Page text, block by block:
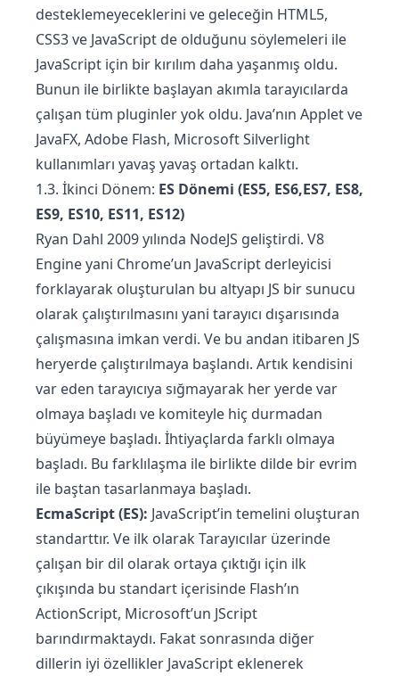
desteklemeyeceklerini ve geleceğin HTML5,
CSS3 ve JavaScript de olduğunu söylemeleri ile
JavaScript için bir kırılım daha yaşanmış oldu.
Bunun ile birlikte başlayan akımla tarayıcılarda
çalışan tüm pluginler yok oldu. Java’nın Applet ve
JavaFX, Adobe Flash, Microsoft Silverlight
kullanımları yavaş yavaş ortadan kalktı.
1.3. İkinci Dönem: ES Dönemi (ES5, ES6,ES7, ES8,
ES9, ES10, ES11, ES12)
Ryan Dahl 2009 yılında NodeJS geliştirdi. V8
Engine yani Chrome’un JavaScript derleyicisi
forklayarak oluşturulan bu altyapı JS bir sunucu
olarak çalıştırılmasını yani tarayıcı dışarısında
çalışmasına imkan verdi. Ve bu andan itibaren JS
heryerde çalıştırılmaya başlandı. Artık kendisini
var eden tarayıcıya sığmayarak her yerde var
olmaya başladı ve komiteyle hiç durmadan
büyümeye başladı. İhtiyaçlarda farklı olmaya
başladı. Bu farklılaşma ile birlikte dilde bir evrim
ile baştan tasarlanmaya başladı.
EcmaScript (ES): JavaScript’in temelini oluşturan
standarttır. Ve ilk olarak Tarayıcılar üzerinde
çalışan bir dil olarak ortaya çıktığı için ilk
çıkışında bu standart içerisinde Flash’ın
ActionScript, Microsoft’un JScript
barındırmaktaydı. Fakat sonrasında diğer
dillerin iyi özellikler JavaScript eklenerek